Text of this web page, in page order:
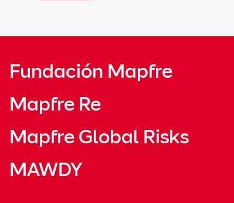
Fundación Mapfre
Mapfre Re
Mapfre Global Risks
MAWDY